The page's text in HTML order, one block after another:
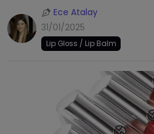
Ece Atalay
31/01/2025
Lip Gloss / Lip Balm